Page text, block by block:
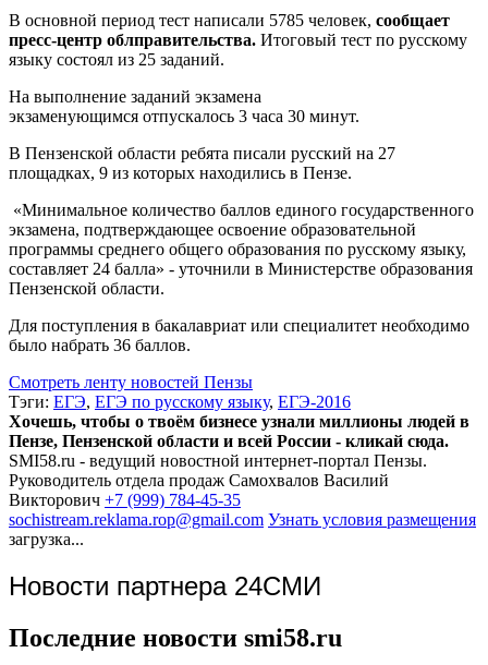
В основной период тест написали 5785 человек, сообщает
пресс-центр облправительства. Итоговый тест по русскому
языку состоял из 25 заданий.
На выполнение заданий экзамена
экзаменующимся отпускалось 3 часа 30 минут.
В Пензенской области ребята писали русский на 27
площадках, 9 из которых находились в Пензе.
«Минимальное количество баллов единого государственного
экзамена, подтверждающее освоение образовательной
программы среднего общего образования по русскому языку,
составляет 24 балла» - уточнили в Министерстве образования
Пензенской области.
Для поступления в бакалавриат или специалитет необходимо
было набрать 36 баллов.
Смотреть ленту новостей Пензы
Тэги: ЕГЭ, ЕГЭ по русскому языку, ЕГЭ-2016
Хочешь, чтобы о твоём бизнесе узнали миллионы людей в
Пензе, Пензенской области и всей России - кликай сюда.
SMI58.ru - ведущий новостной интернет-портал Пензы.
Руководитель отдела продаж Самохвалов Василий
Викторович +7 (999) 784-45-35
sochistream.reklama.rop@gmail.com Узнать условия размещения
загрузка...
Новости партнера 24СМИ
Последние новости smi58.ru